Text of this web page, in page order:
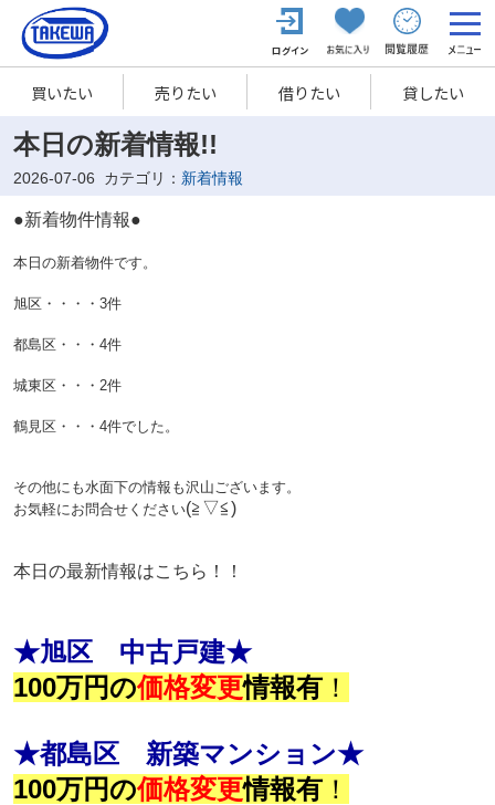
買いたい 売りたい 借りたい 貸したい
本日の新着情報!!
2026-07-06 カテゴリ： 新着情報
●新着物件情報●
本日の新着物件です。
旭区・・・・3件
都島区・・・4件
城東区・・・2件
鶴見区・・・4件でした。
その他にも水面下の情報も沢山ございます。
お気軽にお問合せください(≧▽≦)
本日の最新情報はこちら！！
★旭区 中古戸建★
100万円の価格変更情報有！
★都島区 新築マンション★
100万円の価格変更情報有！